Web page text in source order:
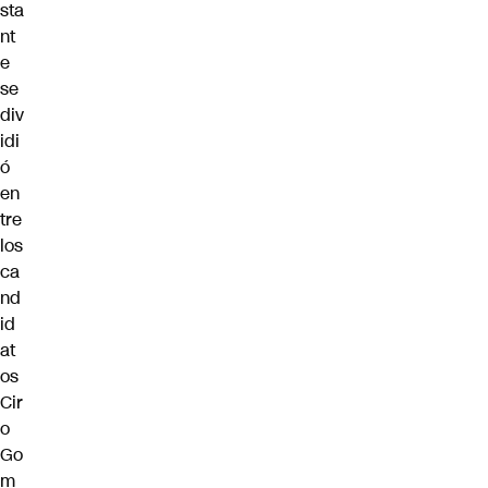
sta
nt
e
se
div
idi
ó
en
tre
los
ca
nd
id
at
os
Cir
o
Go
m